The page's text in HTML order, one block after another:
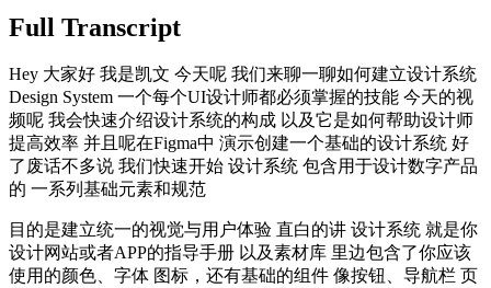
Full Transcript
Hey 大家好 我是凯文 今天呢 我们来聊一聊如何建立设计系统
Design System 一个每个UI设计师都必须掌握的技能 今天的视
频呢 我会快速介绍设计系统的构成 以及它是如何帮助设计师
提高效率 并且呢在Figma中 演示创建一个基础的设计系统 好
了废话不多说 我们快速开始 设计系统 包含用于设计数字产品
的 一系列基础元素和规范
目的是建立统一的视觉与用户体验 直白的讲 设计系统 就是你
设计网站或者APP的指导手册 以及素材库 里边包含了你应该
使用的颜色、字体 图标，还有基础的组件 像按钮、导航栏 页